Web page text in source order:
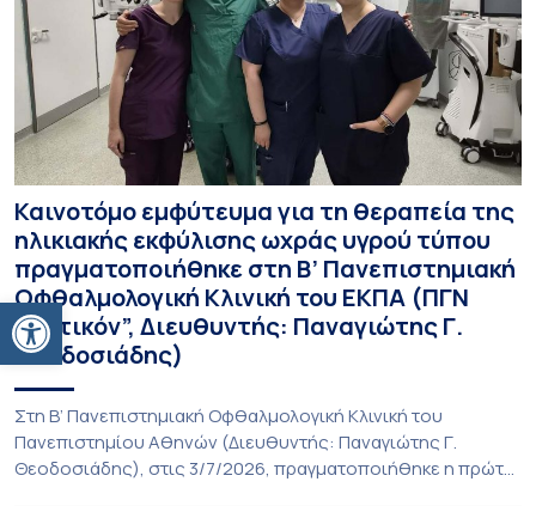
Ανοίξτε τη γραμμή εργαλείων
Καινοτόμο εμφύτευμα για τη θεραπεία της
ηλικιακής εκφύλισης ωχράς υγρού τύπου
πραγματοποιήθηκε στη Β’ Πανεπιστημιακή
Οφθαλμολογική Κλινική του ΕΚΠΑ (ΠΓΝ
“Αττικόν”, Διευθυντής: Παναγιώτης Γ.
Θεοδοσιάδης)
Στη Β’ Πανεπιστημιακή Οφθαλμολογική Κλινική του
Πανεπιστημίου Αθηνών (Διευθυντής: Παναγιώτης Γ.
Θεοδοσιάδης), στις 3/7/2026, πραγματοποιήθηκε η πρώτη